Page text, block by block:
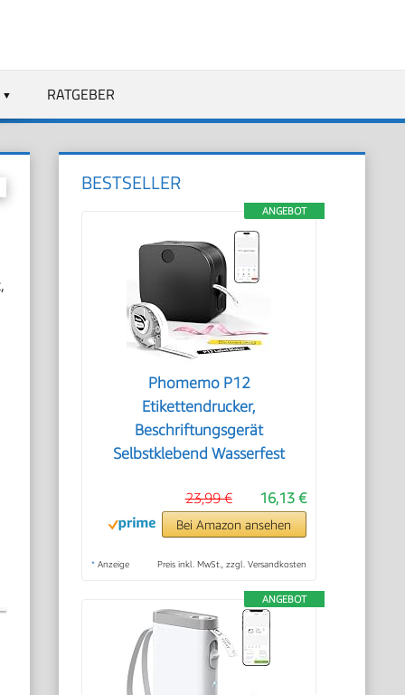
RATGEBER
BESTSELLER
ANGEBOT
Phomemo P12
Etikettendrucker,
Beschriftungsgerät
Selbstklebend Wasserfest
16,13 €
23,99 €
Bei Amazon ansehen
* Anzeige Preis inkl. MwSt., zzgl. Versandkosten
ANGEBOT